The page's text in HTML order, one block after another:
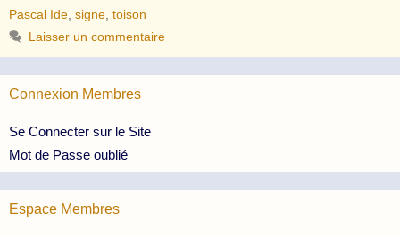
Pascal Ide signe toison
Laisser un commentaire
Connexion Membres
Se Connecter sur le Site
Mot de Passe oublié
Espace Membres